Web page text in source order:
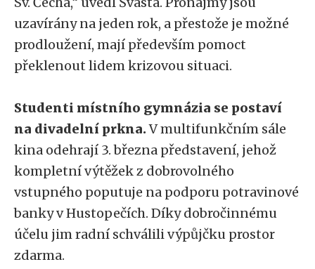
uzavírány na jeden rok, a přestože je možné
prodloužení, mají především pomoct
překlenout lidem krizovou situaci.
Studenti místního gymnázia se postaví
na divadelní prkna.V multifunkčním sále
kina odehrají 3. března představení, jehož
kompletní výtěžek z dobrovolného
vstupného poputuje na podporu potravinové
banky v Hustopečích. Díky dobročinnému
účelu jim radní schválili výpůjčku prostor
zdarma.